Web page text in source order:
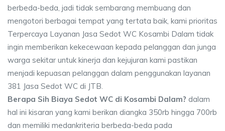
berbeda-beda, jadi tidak sembarang membuang dan
mengotori berbagai tempat yang tertata baik, kami prioritas
Terpercaya Layanan Jasa Sedot WC Kosambi Dalam tidak
ingin memberikan kekecewaan kepada pelanggan dan junga
warga sekitar untuk kinerja dan kejujuran kami pastikan
menjadi kepuasan pelanggan dalam penggunakan layanan
381 Jasa Sedot WC di JTB.
Berapa Sih Biaya Sedot WC di Kosambi Dalam? dalam
hal ini kisaran yang kami berikan diangka 350rb hingga 700rb
dan memiliki medankriteria berbeda-beda pada